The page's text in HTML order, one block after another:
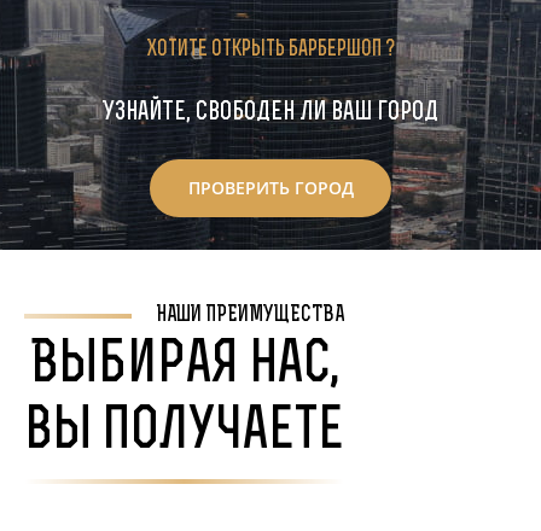
???????? ??????
Хотите открыть барбершоп ?
Узнайте, свободен ли ваш город
ПРОВЕРИТЬ ГОРОД
НАШИ ПРЕИМУЩЕСТВА
Выбирая нас,
вы получаете